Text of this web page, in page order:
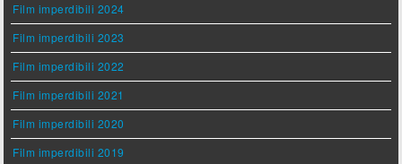
Film imperdibili 2024
Film imperdibili 2023
Film imperdibili 2022
Film imperdibili 2021
Film imperdibili 2020
Film imperdibili 2019